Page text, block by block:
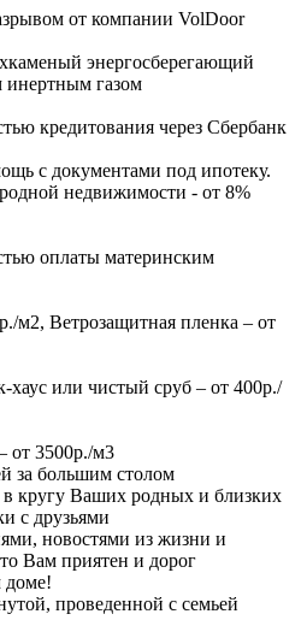
от компании VolDoor
энергосберегающий
инертным газом
кредитования через Сбербанк
с документами под ипотеку.
недвижимости - от 8%
оплаты материнским
м2, Ветрозащитная пленка – от
хаус или чистый сруб – от 400р./
от 3500р./м3
за большим столом
в кругу Ваших родных и близких
с друзьями
новостями из жизни и
Вам приятен и дорог
доме!
проведенной с семьей